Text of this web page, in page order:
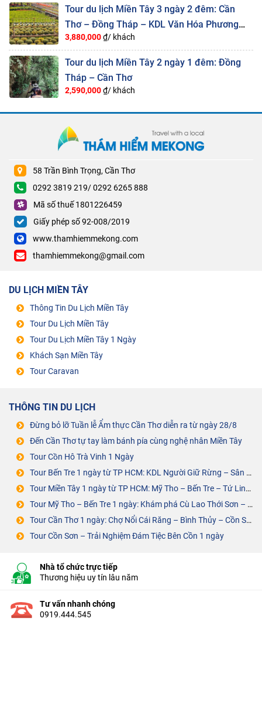
Tour du lịch Miền Tây 3 ngày 2 đêm: Cần
Thơ – Đồng Tháp – KDL Văn Hóa Phương
Nam – Sa Đéc
3,880,000₫/ khách
Tour du lịch Miền Tây 2 ngày 1 đêm: Đồng
Tháp – Cần Thơ
2,590,000₫/ khách
58 Trần Bình Trọng, Cần Thơ
0292 3819 219/ 0292 6265 888
Mã số thuế 1801226459
Giấy phép số 92-008/2019
www.thamhiemmekong.com
thamhiemmekong@gmail.com
DU LỊCH MIỀN TÂY
Thông Tin Du Lịch Miền Tây
Tour Du Lịch Miền Tây
Tour Du Lịch Miền Tây 1 Ngày
Khách Sạn Miền Tây
Tour Caravan
THÔNG TIN DU LỊCH
Đừng bỏ lỡ Tuần lễ Ẩm thực Cần Thơ diễn ra từ ngày 28/8
Đến Cần Thơ tự tay làm bánh pía cùng nghệ nhân Miền Tây
Tour Cồn Hô Trà Vinh 1 Ngày
Tour Bến Tre 1 ngày từ TP HCM: KDL Người Giữ Rừng – Sân Chim Vàm Hồ
Tour Miền Tây 1 ngày từ TP HCM: Mỹ Tho – Bến Tre – Tứ Linh Cồn
Tour Mỹ Tho – Bến Tre 1 ngày: Khám phá Cù Lao Thới Sơn – Cồn Phụng
Tour Cần Thơ 1 ngày: Chợ Nổi Cái Răng – Bình Thủy – Cồn Sơn – ĐÁM TIỆC BÊN CỒN
Tour Cồn Sơn – Trải Nghiệm Đám Tiệc Bên Cồn 1 ngày
Nhà tổ chức trực tiếp
Thương hiệu uy tín lâu năm
Tư vấn nhanh chóng
0919.444.545